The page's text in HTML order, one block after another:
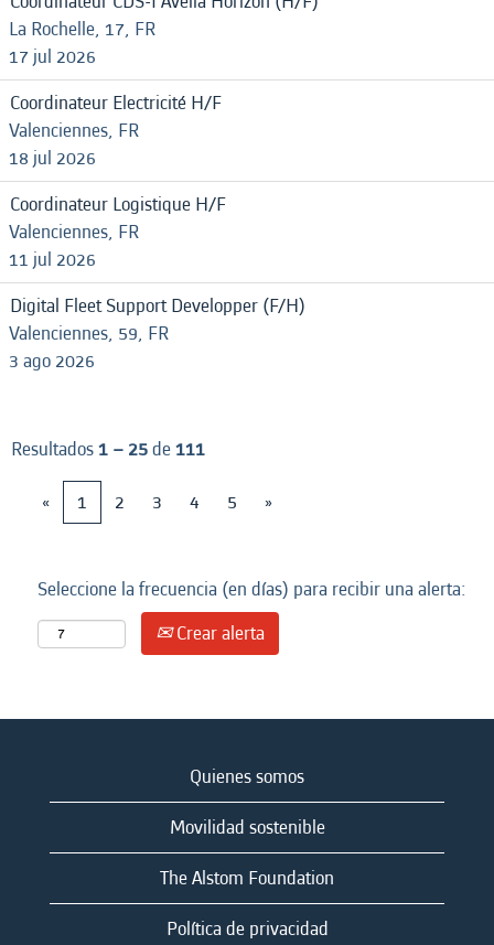
La Rochelle, 17, FR
17 jul 2026
Coordinateur Electricité H/F
Valenciennes, FR
18 jul 2026
Coordinateur Logistique H/F
Valenciennes, FR
11 jul 2026
Digital Fleet Support Developper (F/H)
Valenciennes, 59, FR
3 ago 2026
Resultados1 – 25de111
«
1 2 3 4 5 »
Seleccione la frecuencia (en días) para recibir una alerta:
Crear alerta
Quienes somos
Movilidad sostenible
The Alstom Foundation
Política de privacidad